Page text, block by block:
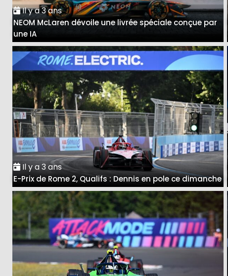
Il y a 3 ans
NEOM McLaren dévoile une livrée spéciale conçue par
une IA
Il y a 3 ans
E-Prix de Rome 2, Qualifs : Dennis en pole ce dimanche